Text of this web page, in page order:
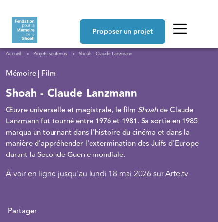
Proposer un projet
Fil d'Ariane
Accueil Projets soutenus Shoah - Claude Lanzmann
Mémoire | Film
Shoah - Claude Lanzmann
Œuvre universelle et magistrale, le film Shoahde Claude
Lanzmann fut tourné entre 1976 et 1981. Sa sortie en 1985
marqua un tournant dans l'histoire du cinéma et dans la
manière d'appréhender l'extermination des Juifs d'Europe
durant la Seconde Guerre mondiale.
À voir en ligne jusqu'au lundi 18 mai 2026 sur Arte.tv
Partager